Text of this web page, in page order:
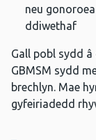
neu
ddiwethaf
Gall pobl sydd â
GBMSM sydd
brechlyn. Mae
gyfeiriadedd